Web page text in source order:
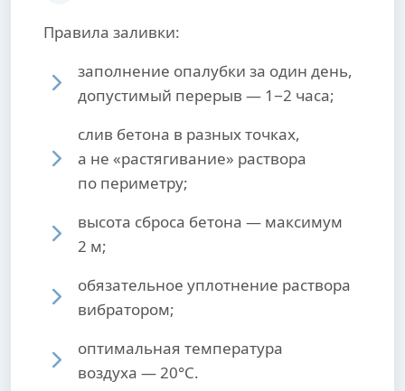
Правила заливки:
заполнение опалубки за один день,
допустимый перерыв — 1−2 часа;
слив бетона в разных точках,
а не «растягивание» раствора
по периметру;
высота сброса бетона — максимум
2 м;
обязательное уплотнение раствора
вибратором;
оптимальная температура
воздуха — 20°С.